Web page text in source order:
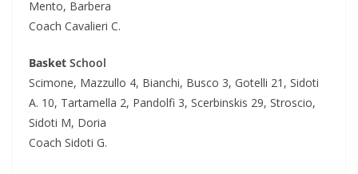
Mento, Barbera
Coach Cavalieri C.
Basket School
Scimone, Mazzullo 4, Bianchi, Busco 3, Gotelli 21, Sidoti
A. 10, Tartamella 2, Pandolfi 3, Scerbinskis 29, Stroscio,
Sidoti M, Doria
Coach Sidoti G.